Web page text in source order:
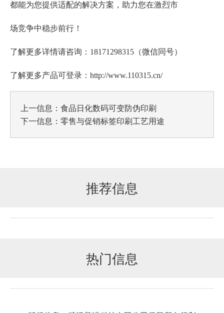
都能为您提供适配的解决方案，助力您在激烈市
场竞争中稳步前行！
了解更多详情请咨询：18171298315（微信同号）
了解更多产品可登录：http://www.110315.cn/
上一信息： 食品日化数码可变防伪印刷
下一信息： 零售与促销标签印刷工艺用途
推荐信息
热门信息